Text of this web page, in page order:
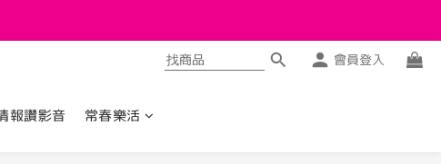
會員登入
報讚影音 常春樂活